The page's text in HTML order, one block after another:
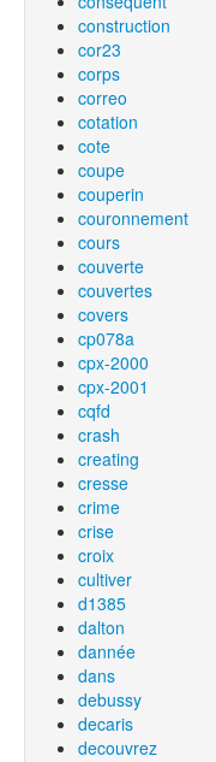
construction
cor23
corps
correo
cotation
cote
coupe
couperin
couronnement
cours
couverte
couvertes
covers
cp078a
cpx-2000
cpx-2001
cqfd
crash
creating
cresse
crime
crise
croix
cultiver
d1385
dalton
dannée
dans
debussy
decaris
decouvrez